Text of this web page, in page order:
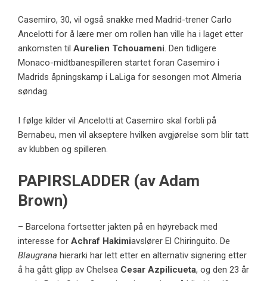
Casemiro, 30, vil også snakke med Madrid-trener Carlo
Ancelotti for å lære mer om rollen han ville ha i laget etter
ankomsten til Aurelien Tchouameni. Den tidligere
Monaco-midtbanespilleren startet foran Casemiro i
Madrids åpningskamp i LaLiga for sesongen mot Almeria
søndag.
I følge kilder vil Ancelotti at Casemiro skal forbli på
Bernabeu, men vil akseptere hvilken avgjørelse som blir tatt
av klubben og spilleren.
PAPIRSLADDER (av Adam
Brown)
– Barcelona fortsetter jakten på en høyreback med
interesse for Achraf Hakimiavslører El Chiringuito. De
Blaugrana hierarki har lett etter en alternativ signering etter
å ha gått glipp av Chelsea Cesar Azpilicueta, og den 23 år